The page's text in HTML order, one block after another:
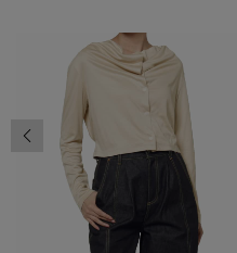
前の画像